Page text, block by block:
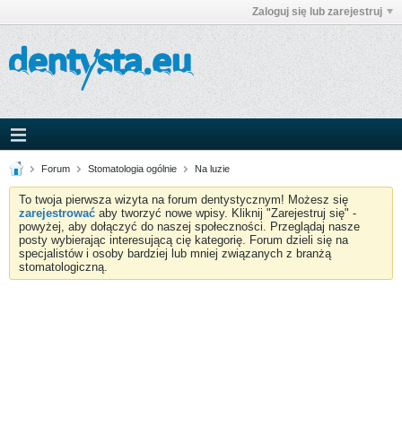
Zaloguj się lub zarejestruj
Forum Stomatologia ogólnie Na luzie
To twoja pierwsza wizyta na forum dentystycznym! Możesz się
zarejestrować aby tworzyć nowe wpisy. Kliknij "Zarejestruj się" -
powyżej, aby dołączyć do naszej społeczności. Przeglądaj nasze
posty wybierając interesującą cię kategorię. Forum dzieli się na
specjalistów i osoby bardziej lub mniej związanych z branżą
stomatologiczną.